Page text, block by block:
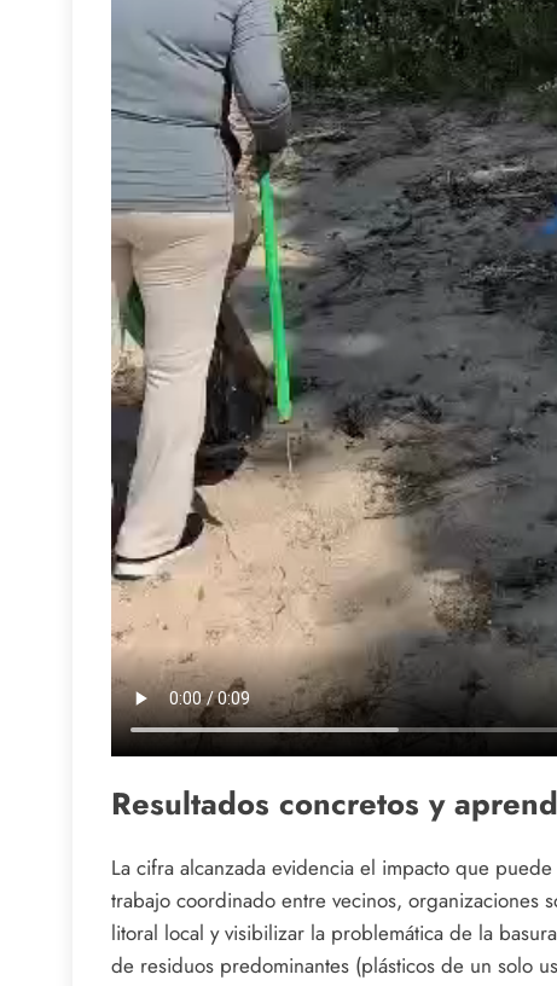
Resultados concretos y
La cifra alcanzada evidencia el impacto que
trabajo coordinado entre vecinos, organizaciones
litoral local y visibilizar la problemática de la
de residuos predominantes (plásticos de un solo